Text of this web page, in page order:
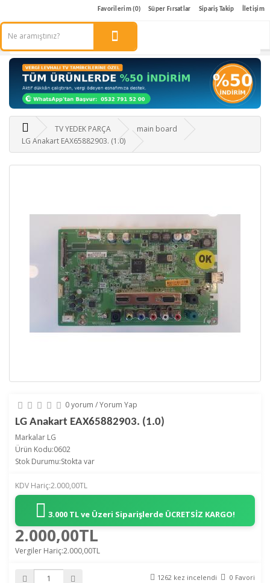
Favorilerim (0) Süper Fırsatlar Sipariş Takip İletişim
TV YEDEK PARÇA
main board
LG Anakart EAX65882903. (1.0)
0 yorum /Yorum Yap
LG Anakart EAX65882903. (1.0)
Markalar LG
Ürün Kodu:0602
Stok Durumu:Stokta var
KDV Hariç:2.000,00TL
3.000 TL ve Üzeri Siparişlerde ÜCRETSİZ KARGO!
2.000,00TL
Vergiler Hariç:2.000,00TL
1262 kez incelendi 0 Favori